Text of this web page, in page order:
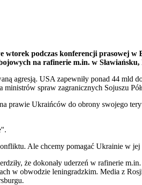
podczas konferencji prasowej
na rafinerie m.in. w
agresją. USA zapewniły ponad 44 mld
spraw zagranicznych Sojuszu
prawie Ukraińców do obrony swojego
Ale chcemy pomagać Ukrainie w
że dokonały uderzeń w rafinerie
w obwodzie leningradzkim. Media z